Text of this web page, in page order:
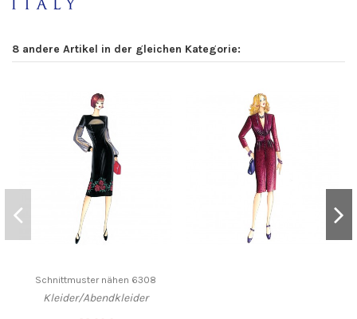
8 andere Artikel in der gleichen Kategorie:
Schnittmuster nähen 6308
Kleider/Abendkleider